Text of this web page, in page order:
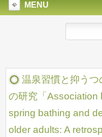
MENU
温泉習慣と抑う
の研究「Association
spring bathing and
older adults: A